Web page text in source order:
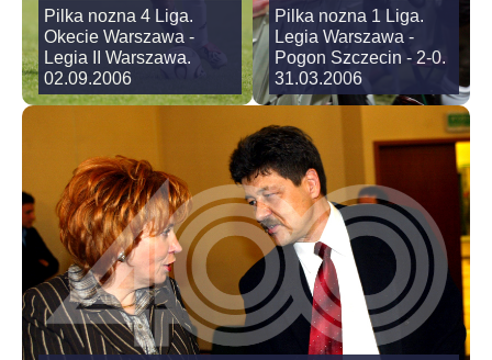
Pilka nozna 4 Liga.
Okecie Warszawa -
Legia II Warszawa.
02.09.2006
Pilka nozna 1 Liga.
Legia Warszawa -
Pogon Szczecin - 2-0.
31.03.2006